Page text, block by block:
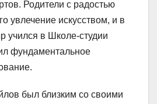
Родители с радостью
увлечение искусством, и в
учился в Школе-студии
фундаментальное
был близким со своими